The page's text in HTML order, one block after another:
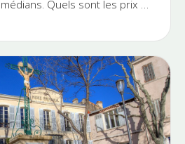
Quels sont les prix au